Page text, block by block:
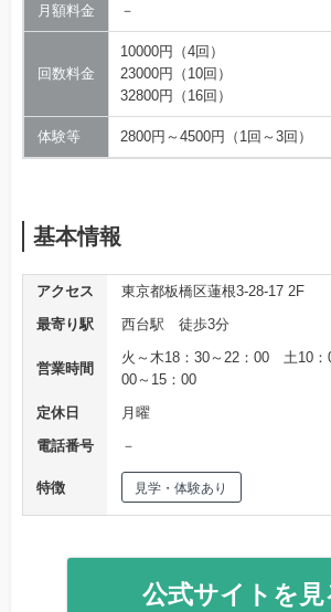
月額料金 －
回数料金
10000円（4回）
23000円（10回）
32800円（16回）
体験等 2800円～4500円（1回～3回）
基本情報
アクセス
東京都板橋区蓮根3-28-17 2F
最寄り駅
西台駅 徒歩3分
営業時間
火～木18：30～22：00 土10
00～15：00
定休日
月曜
電話番号
－
特徴 見学・体験あり
公式サイトを見